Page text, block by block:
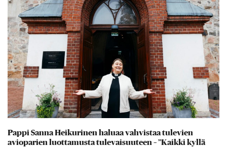
Pappi Sanna Heikurinen haluaa vahvistaa tulevien
avioparien luottamusta tulevaisuuteen – ”Kaikki kyllä